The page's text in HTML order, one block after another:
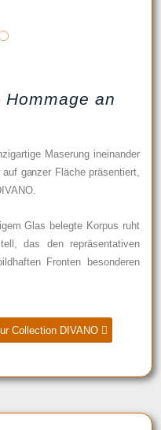
Hommage an
Maserung ineinander
ganzer Fläche präsentiert,
Glas belegte Korpus ruht
das den repräsentativen
Fronten besonderen
Collection DIVANO